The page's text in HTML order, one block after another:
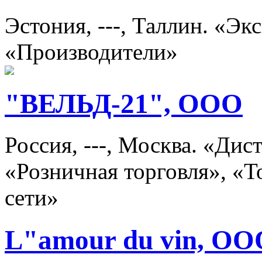
Эстония, ---, Таллин.
«Производители»
"ВЕЛЬД-21", ООО
Россия, ---, Москва.
«Розничная торговля»,
сети»
L"amour du vin,